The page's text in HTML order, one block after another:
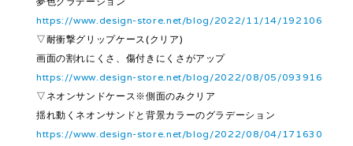
https://www.design-store.net/blog/2022/11/14/192106
▽耐衝撃グリップケース(クリア)
画面の割れにくさ、傷付きにくさがアップ
https://www.design-store.net/blog/2022/08/05/093916
▽ネオンサンドケース※側面のみクリア
揺れ動くネオンサンドと背景カラーのグラデーション
https://www.design-store.net/blog/2022/08/04/171630